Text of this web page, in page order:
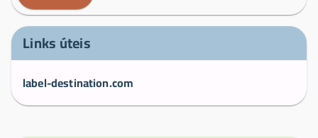
Links úteis
label-destination.com